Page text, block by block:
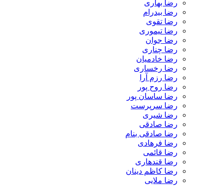
رضا بهاری
رضا بیدرام
رضا تقوی
رضا تیموری
رضا جوان
رضا چناری
رضا خادمیان
رضا رخساری
رضا رزم آرا
رضا روح پور
رضا ساسان پور
رضا سرپرست
رضا شیری
رضا صادقی
رضا صادقی بنام
رضا فرهادی
رضا قائمی
رضا قندهاری
رضا کاظم دینان
رضا ملایی